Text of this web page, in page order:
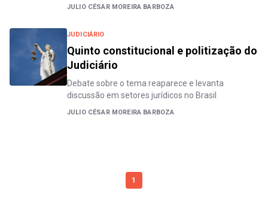
JULIO CÉSAR MOREIRA BARBOZA
JUDICIÁRIO
Quinto constitucional e politização do
Judiciário
Debate sobre o tema reaparece e levanta
discussão em setores jurídicos no Brasil
JULIO CÉSAR MOREIRA BARBOZA
1